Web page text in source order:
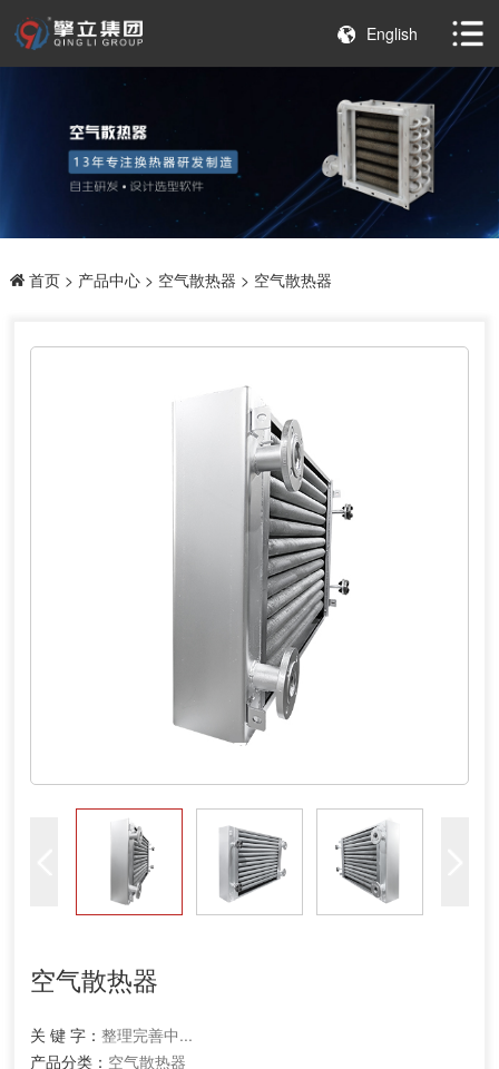
English
首页> 产品中心> 空气散热器 > 空气散热器
空气散热器
关 键 字： 整理完善中...
产品分类： 空气散热器